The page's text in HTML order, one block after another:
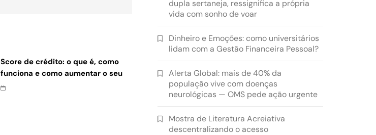
Score de crédito: o que é, como
funciona e como aumentar o seu
dupla sertaneja, ressignifica a própria
vida com sonho de voar
Dinheiro e Emoções: como universitários
lidam com a Gestão Financeira Pessoal?
Alerta Global: mais de 40% da
população vive com doenças
neurológicas — OMS pede ação urgente
Mostra de Literatura Acreiativa
descentralizando o acesso